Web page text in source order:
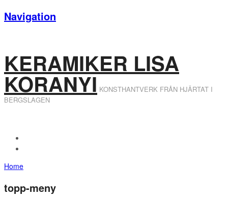
Navigation
KERAMIKER LISA
KORANYI KONSTHANTVERK FRÅN HJÄRTAT I
BERGSLAGEN
Home
topp-meny